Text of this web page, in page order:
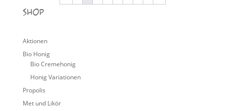
Shop
Aktionen
Bio Honig
Bio Cremehonig
Honig Variationen
Propolis
Met und Likör